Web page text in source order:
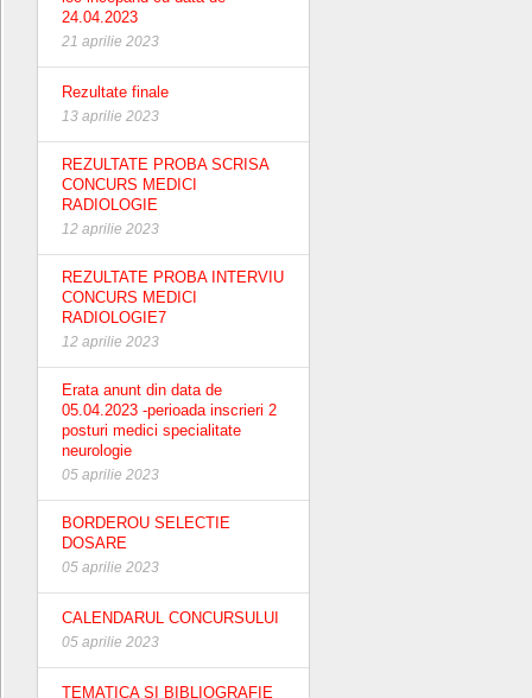
24.04.2023
21 aprilie 2023
Rezultate finale
13 aprilie 2023
REZULTATE PROBA SCRISA
CONCURS MEDICI
RADIOLOGIE
12 aprilie 2023
REZULTATE PROBA INTERVIU
CONCURS MEDICI
RADIOLOGIE7
12 aprilie 2023
Erata anunt din data de
05.04.2023 -perioada inscrieri 2
posturi medici specialitate
neurologie
05 aprilie 2023
BORDEROU SELECTIE
DOSARE
05 aprilie 2023
CALENDARUL CONCURSULUI
05 aprilie 2023
TEMATICA SI BIBLIOGRAFIE